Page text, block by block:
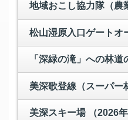
地域おこし協力隊（農業サ
松山湿原入口ゲートオ
「深緑の滝」への林道
美深歌登線（スーパー林道
美深スキー場 （2026